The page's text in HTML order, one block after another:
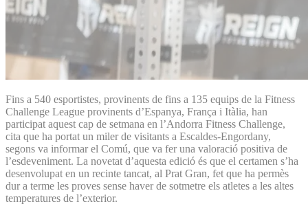
Fins a 540 esportistes, provinents de fins a 135 equips de la Fitness
Challenge League provinents d’Espanya, França i Itàlia, han
participat aquest cap de setmana en l’Andorra Fitness Challenge,
cita que ha portat un miler de visitants a Escaldes-Engordany,
segons va informar el Comú, que va fer una valoració positiva de
l’esdeveniment. La novetat d’aquesta edició és que el certamen s’ha
desenvolupat en un recinte tancat, al Prat Gran, fet que ha permès
dur a terme les proves sense haver de sotmetre els atletes a les altes
temperatures de l’exterior.